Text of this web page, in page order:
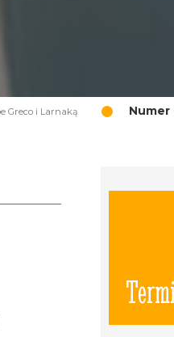
Greco i Larnaką